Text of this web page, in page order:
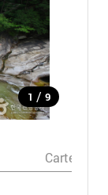
1 / 9
Carte